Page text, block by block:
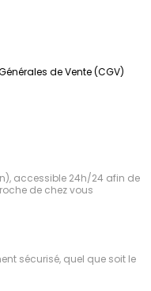
de Vente (CGV)
accessible 24h/24 afin de
de chez vous
sécurisé, quel que soit le